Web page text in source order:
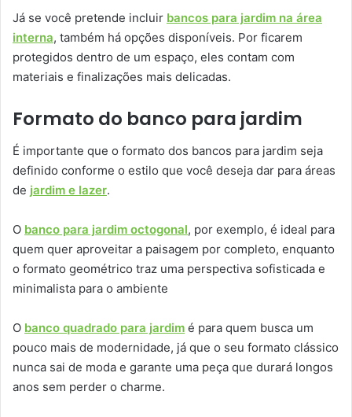
Já se você pretende incluir bancos para jardim na área
interna, também há opções disponíveis. Por ficarem
protegidos dentro de um espaço, eles contam com
materiais e finalizações mais delicadas.
Formato do banco para jardim
É importante que o formato dos bancos para jardim seja
definido conforme o estilo que você deseja dar para áreas
de jardim e lazer.
O banco para jardim octogonal, por exemplo, é ideal para
quem quer aproveitar a paisagem por completo, enquanto
o formato geométrico traz uma perspectiva sofisticada e
minimalista para o ambiente
O banco quadrado para jardim é para quem busca um
pouco mais de modernidade, já que o seu formato clássico
nunca sai de moda e garante uma peça que durará longos
anos sem perder o charme.